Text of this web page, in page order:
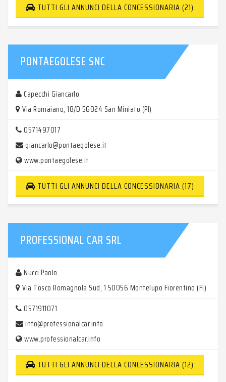
TUTTI GLI ANNUNCI DELLA CONCESSIONARIA (21)
PONTAEGOLESE SNC
Capecchi Giancarlo
Via Romaiano, 18/D 56024 San Miniato (PI)
0571497017
giancarlo@pontaegolese.it
www.pontaegolese.it
TUTTI GLI ANNUNCI DELLA CONCESSIONARIA (17)
PROFESSIONAL CAR SRL
Nucci Paolo
Via Tosco Romagnola Sud, 1 50056 Montelupo Fiorentino (FI)
0571911071
info@professionalcar.info
www.professionalcar.info
TUTTI GLI ANNUNCI DELLA CONCESSIONARIA (12)